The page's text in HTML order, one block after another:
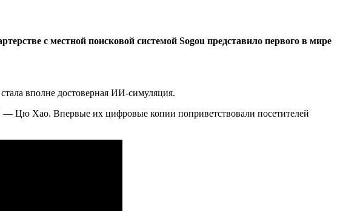
с местной поисковой системой Sogou представило первого в мире
вполне достоверная ИИ-симуляция.
— Цю Хао. Впервые их цифровые копии поприветствовали посетителей